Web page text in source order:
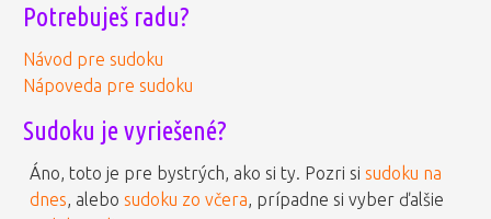
Potrebuješ radu?
Návod pre sudoku
Nápoveda pre sudoku
Sudoku je vyriešené?
Áno, toto je pre bystrých, ako si ty. Pozri si sudoku na
dnes , alebo sudoku zo včera , prípadne si vyber ďalšie